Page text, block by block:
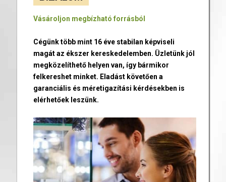
Vásároljon megbízható forrásból
Cégünk több mint 16 éve stabilan képviseli
magát az ékszer kereskedelemben. Üzletünk jól
megközelíthető helyen van, így bármikor
felkereshet minket. Eladást követően a
garanciális és méretigazítási kérdésekben is
elérhetőek leszünk.